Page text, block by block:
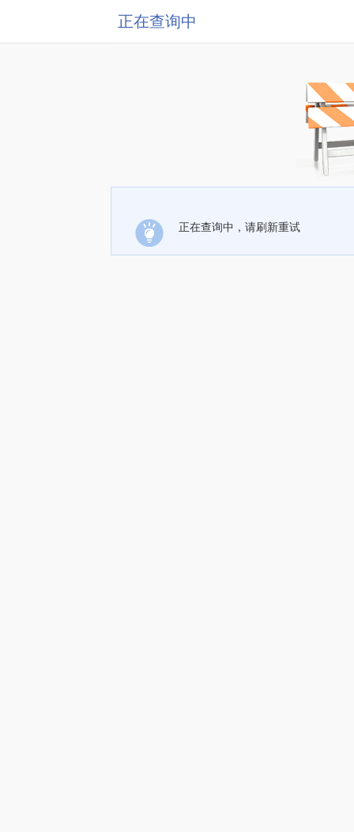
正在查询中
正在查询中，请刷新重试